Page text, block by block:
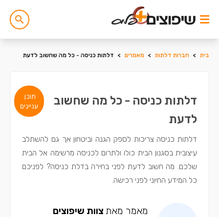
בית > חברות דלתות > מאמרים > דלתות כניסה - כל מה שחשוב לדעת
תוכן
עניינים
דלתות כניסה - כל מה שחשוב
לדעת
דלתות כניסה צריכות לספק הגנה וביטחון אך גם להשתלב
עיצובית בסגנון הבית כולו ולתרום לכניסה מרשימה אל הבית
שלכם. מה חשוב לדעת לפני בחירה בדלת כניסה? לפניכם
כל המידע החיוני לפני רכישה.
מאמר מאת צוות שיפוצים